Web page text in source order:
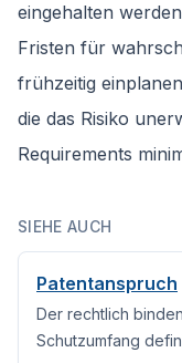
eingehalten
Fristen für
frühzeitig
die das Risiko
Requirements
SIEHE AUCH
Patentanspruch
Der rechtlich
Schutzumfang